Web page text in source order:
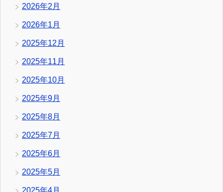
2026年2月
2026年1月
2025年12月
2025年11月
2025年10月
2025年9月
2025年8月
2025年7月
2025年6月
2025年5月
2025年4月